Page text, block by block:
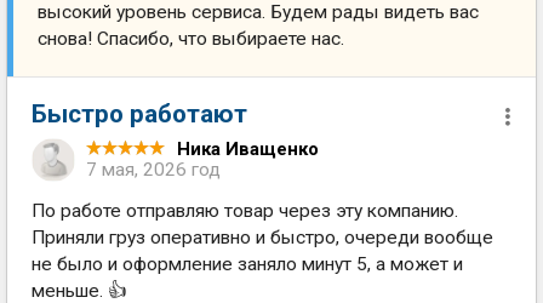
высокий уровень сервиса. Будем рады видеть вас
снова! Спасибо, что выбираете нас.
Быстро работают
Ника Иващенко
7 мая, 2026 год
По работе отправляю товар через эту компанию.
Приняли груз оперативно и быстро, очереди вообще
не было и оформление заняло минут 5, а может и
меньше. 👍